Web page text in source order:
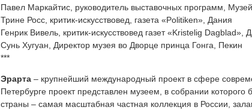
Павел Маркайтис, руководитель выставочных программ,
Трине Росс, критик-искусствовед, газета «Politiken», Дания
Генрик Вивель, критик-искусствовед газет «Kristelig Dagblad»,
Сунь Хугуан, Директор музея во Дворце принца Гонга, Пекин
***
Эрарта – крупнейший международный проект в сфере
Петербурге проект представлен музеем, в собрании
страны – самая масштабная частная коллекция в России,